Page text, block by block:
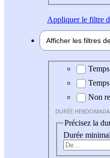
Appliquerle filtre
Afficher les filtres
Durée
Non
DURÉE
Précisez la
Durée